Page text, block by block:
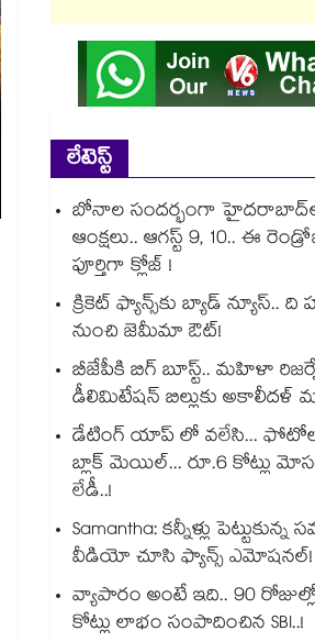
లేటెస్ట్
బోనాల సందర్భంగా
ఆంక్షలు.. ఆగస్ట్ 9, 10.. ఈ
పూర్తిగా క్లోజ్ !
క్రికెట్ ఫ్యాన్స్‌కు బ్యాడ్ న్యూస్.. ది
నుంచి జెమీమా ఔట్!
బీజేపీకి బిగ్ బూస్ట్.. మహిళా
డీలిమిటేషన్ బిల్లుకు అకాలీదళ్
డేటింగ్ యాప్ లో వలేసి...
బ్లాక్ మెయిల్... రూ.6 కోట్లు
లేడీ..!
Samantha: కన్నీళ్లు
వీడియో చూసి ఫ్యాన్స్ ఎమోషనల్!
వ్యాపారం అంటే ఇది.. 90
కోట్లు లాభం సంపాదించిన SBI..!